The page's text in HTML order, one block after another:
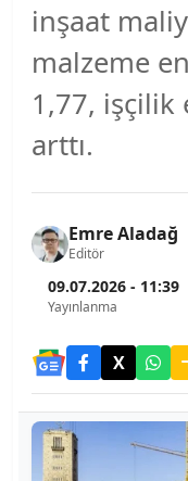
inşaat
malzeme
1,77, işçilik
arttı.
Emre Aladağ
Editör
09.07.2026 - 11:39
Yayınlanma